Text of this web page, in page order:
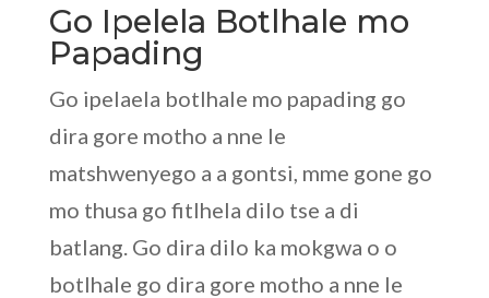
Go Ipelela Botlhale mo
Papading
Go ipelaela botlhale mo papading go
dira gore motho a nne le
matshwenyego a a gontsi, mme gone go
mo thusa go fitlhela dilo tse a di
batlang. Go dira dilo ka mokgwa o o
botlhale go dira gore motho a nne le